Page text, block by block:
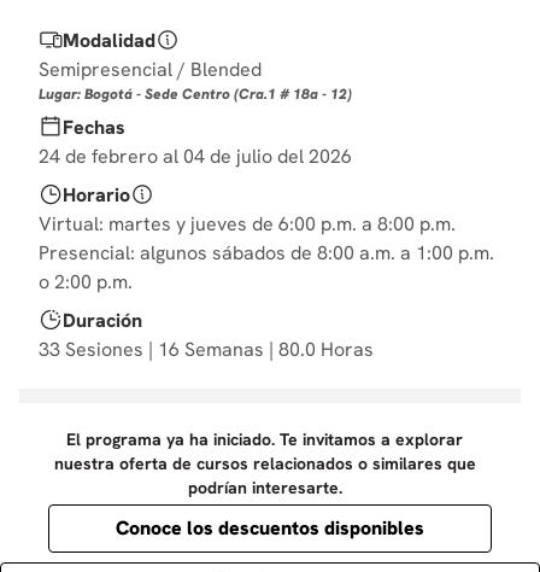
Modalidad
Semipresencial / Blended
Lugar: Bogotá - Sede Centro (Cra.1 # 18a - 12)
Fechas
24 de febrero al 04 de julio del 2026
Horario
Virtual: martes y jueves de 6:00 p.m. a 8:00 p.m.
Presencial: algunos sábados de 8:00 a.m. a 1:00 p.m.
o 2:00 p.m.
Duración
33 Sesiones | 16 Semanas | 80.0 Horas
El programa ya ha iniciado. Te invitamos a explorar
nuestra oferta de cursos relacionados o similares que
podrían interesarte.
Conoce los descuentos disponibles